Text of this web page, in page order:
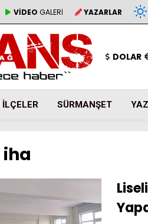
VİDEO GALERİ YAZARLAR
DOLAR
İLÇELER SÜRMANŞET
iha